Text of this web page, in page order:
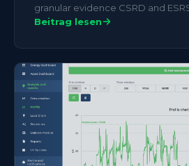
granular evidence CSRD and
Beitrag lesen